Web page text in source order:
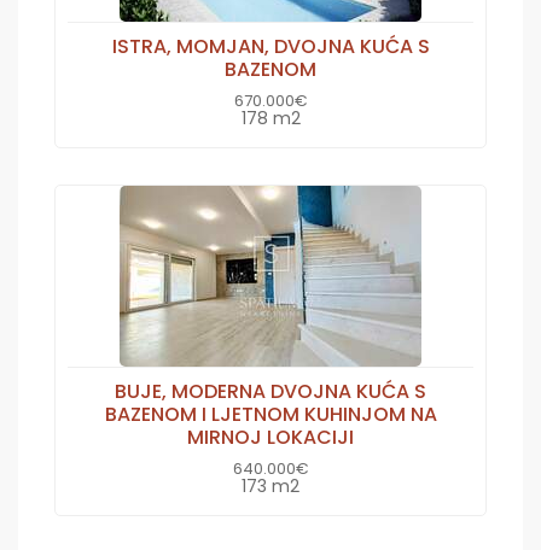
ISTRA, MOMJAN, DVOJNA KUĆA S
BAZENOM
670.000€
178 m2
BUJE, MODERNA DVOJNA KUĆA S
BAZENOM I LJETNOM KUHINJOM NA
MIRNOJ LOKACIJI
640.000€
173 m2